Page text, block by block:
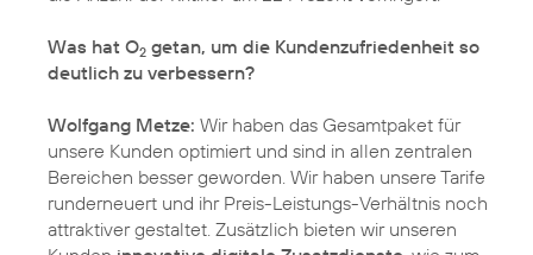
Was hat O2 getan, um die Kundenzufriedenheit so
deutlich zu verbessern?
Wolfgang Metze: Wir haben das Gesamtpaket für
unsere Kunden optimiert und sind in allen zentralen
Bereichen besser geworden. Wir haben unsere Tarife
runderneuert und ihr Preis-Leistungs-Verhältnis noch
attraktiver gestaltet. Zusätzlich bieten wir unseren